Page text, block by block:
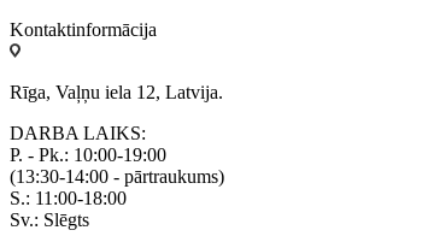
Kontaktinformācija
Rīga, Vaļņu iela 12, Latvija.
DARBA LAIKS:
P. - Pk.: 10:00-19:00
(13:30-14:00 - pārtraukums)
S.: 11:00-18:00
Sv.: Slēgts